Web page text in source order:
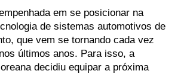
em se posicionar na
de sistemas automotivos de
que vem se tornando cada vez
últimos anos. Para isso, a
decidiu equipar a próxima